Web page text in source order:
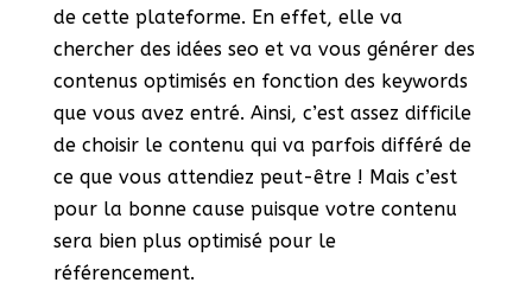
de cette plateforme. En effet, elle va
chercher des idées seo et va vous générer des
contenus optimisés en fonction des keywords
que vous avez entré. Ainsi, c’est assez difficile
de choisir le contenu qui va parfois différé de
ce que vous attendiez peut-être ! Mais c’est
pour la bonne cause puisque votre contenu
sera bien plus optimisé pour le
référencement.